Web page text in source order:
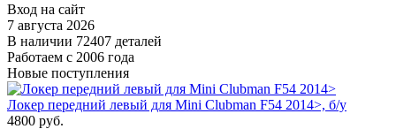
Вход на сайт
7 августа 2026
В наличии 72407 деталей
Работаем с 2006 года
Новые поступления
Локер передний левый для Mini Clubman F54 2014>, б/у
4800 руб.